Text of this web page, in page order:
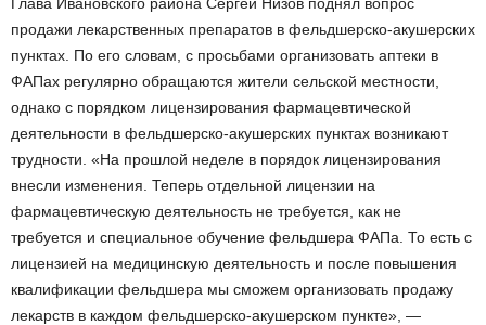
продажи лекарственных препаратов в фельдшерско-акушерских
пунктах. По его словам, с просьбами организовать аптеки в
ФАПах регулярно обращаются жители сельской местности,
однако с порядком лицензирования фармацевтической
деятельности в фельдшерско-акушерских пунктах возникают
трудности. «На прошлой неделе в порядок лицензирования
внесли изменения. Теперь отдельной лицензии на
фармацевтическую деятельность не требуется, как не
требуется и специальное обучение фельдшера ФАПа. То есть с
лицензией на медицинскую деятельность и после повышения
квалификации фельдшера мы сможем организовать продажу
лекарств в каждом фельдшерско-акушерском пункте», —